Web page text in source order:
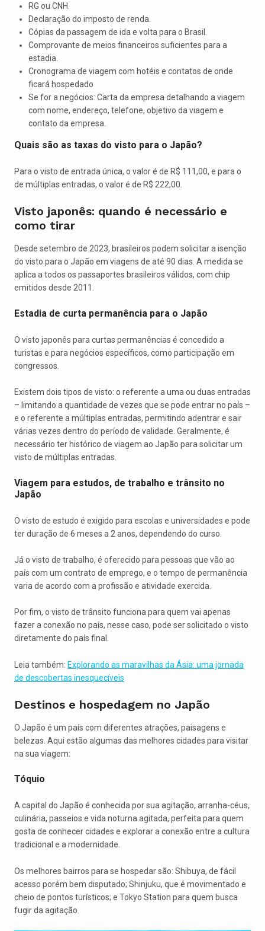
RG ou CNH.
Declaração do imposto de renda.
Cópias da passagem de ida e volta para o Brasil.
Comprovante de meios financeiros suficientes para a
estadia.
Cronograma de viagem com hotéis e contatos de onde
ficará hospedado
Se for a negócios: Carta da empresa detalhando a viagem
com nome, endereço, telefone, objetivo da viagem e
contato da empresa.
Quais são as taxas do visto para o Japão?
Para o visto de entrada única, o valor é de R$ 111,00, e para o
de múltiplas entradas, o valor é de R$ 222,00.
Visto japonês: quando é necessário e
como tirar
Desde setembro de 2023, brasileiros podem solicitar a isenção
do visto para o Japão em viagens de até 90 dias. A medida se
aplica a todos os passaportes brasileiros válidos, com chip
emitidos desde 2011.
Estadia de curta permanência para o Japão
O visto japonês para curtas permanências é concedido a
turistas e para negócios específicos, como participação em
congressos.
Existem dois tipos de visto: o referente a uma ou duas entradas
– limitando a quantidade de vezes que se pode entrar no país –
e o referente a múltiplas entradas, permitindo adentrar e sair
várias vezes dentro do período de validade. Geralmente, é
necessário ter histórico de viagem ao Japão para solicitar um
visto de múltiplas entradas.
Viagem para estudos, de trabalho e trânsito no
Japão
O visto de estudo é exigido para escolas e universidades e pode
ter duração de 6 meses a 2 anos, dependendo do curso.
Já o visto de trabalho, é oferecido para pessoas que vão ao
país com um contrato de emprego, e o tempo de permanência
varia de acordo com a profissão e atividade exercida.
Por fim, o visto de trânsito funciona para quem vai apenas
fazer a conexão no país, nesse caso, pode ser solicitado o visto
diretamente do país final.
Leia também: Explorando as maravilhas da Ásia: uma jornada
de descobertas inesquecíveis
Destinos e hospedagem no Japão
O Japão é um país com diferentes atrações, paisagens e
belezas. Aqui estão algumas das melhores cidades para visitar
na sua viagem:
Tóquio
A capital do Japão é conhecida por sua agitação, arranha-céus,
culinária, passeios e vida noturna agitada, perfeita para quem
gosta de conhecer cidades e explorar a conexão entre a cultura
tradicional e a modernidade.
Os melhores bairros para se hospedar são: Shibuya, de fácil
acesso porém bem disputado; Shinjuku, que é movimentado e
cheio de pontos turísticos; e Tokyo Station para quem busca
fugir da agitação.